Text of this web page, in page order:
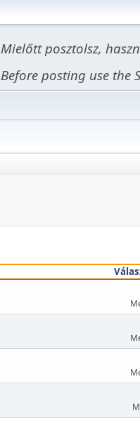
Mielőtt posztolsz,
Before posting use the